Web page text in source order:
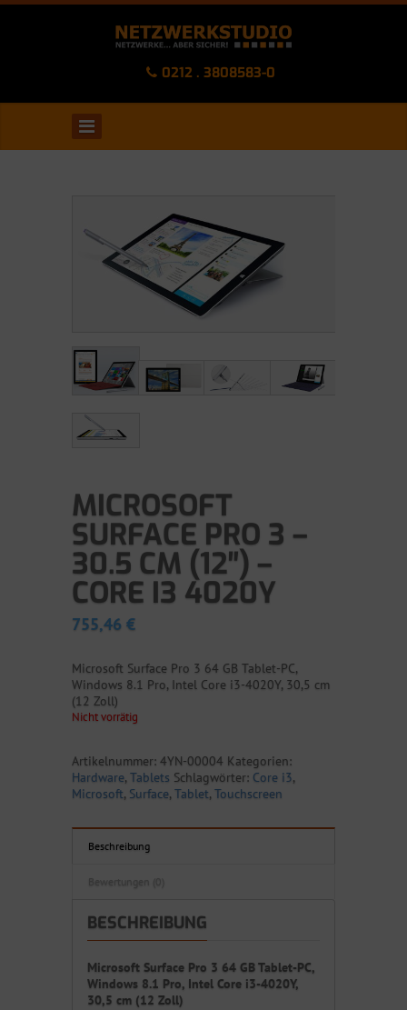
0212 . 3808583-0
MICROSOFT
SURFACE PRO 3 –
30.5 CM (12″) –
CORE I3 4020Y
755,46 €
Microsoft Surface Pro 3 64 GB Tablet-PC,
Windows 8.1 Pro, Intel Core i3-4020Y, 30,5 cm
(12 Zoll)
Nicht vorrätig
Artikelnummer: 4YN-00004 Kategorien:
Hardware, Tablets Schlagwörter: Core i3,
Microsoft, Surface, Tablet, Touchscreen
Beschreibung
BESCHREIBUNG
Microsoft Surface Pro 3 64 GB Tablet-PC,
Windows 8.1 Pro, Intel Core i3-4020Y,
30,5 cm (12 Zoll)